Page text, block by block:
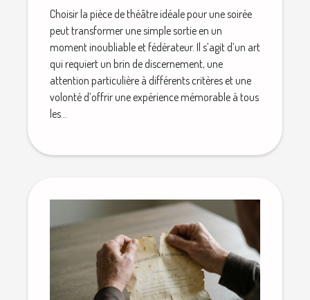
Choisir la pièce de théâtre idéale pour une soirée
peut transformer une simple sortie en un
moment inoubliable et fédérateur. Il s’agit d’un art
qui requiert un brin de discernement, une
attention particulière à différents critères et une
volonté d’offrir une expérience mémorable à tous
les...